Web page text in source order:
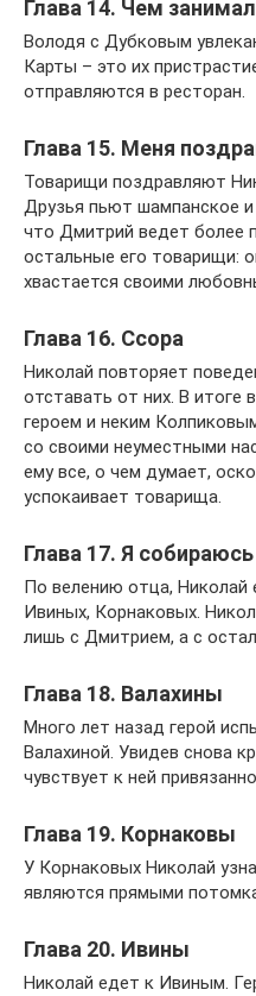
Глава 14. Чем
Володя с Дубковым
Карты – это их
отправляются в ресторан.
Глава 15. Меня
Товарищи поздравляют
Друзья пьют шампанское и
что Дмитрий ведет более
остальные его товарищи:
хвастается своими
Глава 16. Ссора
Николай повторяет
отставать от них. В итоге
героем и неким
со своими неуместными
ему все, о чем думает,
успокаивает товарища.
Глава 17. Я
По велению отца, Николай
Ивиных, Корнаковых.
лишь с Дмитрием, а с
Глава 18. Валахины
Много лет назад герой
Валахиной. Увидев снова
чувствует к ней
Глава 19. Корнаковы
У Корнаковых Николай
являются прямыми
Глава 20. Ивины
Николай едет к Ивиным.